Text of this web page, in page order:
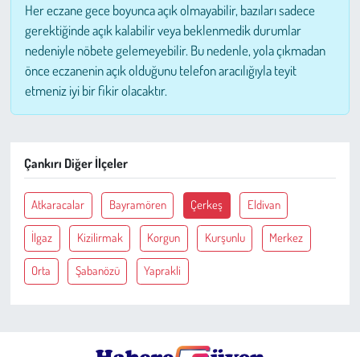
Her eczane gece boyunca açık olmayabilir, bazıları sadece
gerektiğinde açık kalabilir veya beklenmedik durumlar
nedeniyle nöbete gelemeyebilir. Bu nedenle, yola çıkmadan
önce eczanenin açık olduğunu telefon aracılığıyla teyit
etmeniz iyi bir fikir olacaktır.
Çankırı Diğer İlçeler
Atkaracalar Bayramören Çerkeş Eldivan
İlgaz Kizilirmak Korgun Kurşunlu Merkez
Orta Şabanözü Yaprakli
Çevre
Galeri
Günün İçinden
Tarih
Hukuk
Tarım